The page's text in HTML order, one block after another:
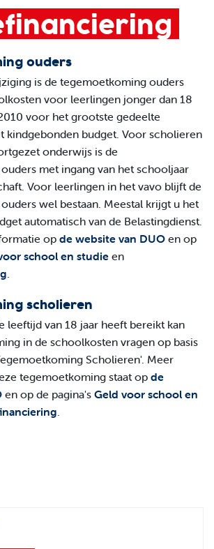
ouders
is de tegemoetkoming ouders
voor leerlingen jonger dan 18
voor het grootste gedeelte
kindgebonden budget. Voor scholieren
onderwijs is de
met ingang van het schooljaar
Voor leerlingen in het vavo blijft de
wel bestaan. Meestal krijgt u het
automatisch van de Belastingdienst.
op de website van DUO en op
school en studie en
.
scholieren
leeftijd van 18 jaar heeft bereikt kan
in de schoolkosten vragen op basis
Scholieren'. Meer
tegemoetkoming staat op de
en op de pagina's Geld voor school en
.